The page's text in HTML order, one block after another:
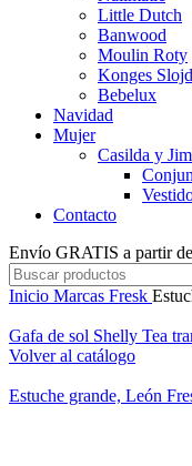
Little Dutch
Banwood
Moulin Roty
Konges Slojd
Bebelux
Navidad
Mujer
Casilda y
Contacto
Envío GRATIS a partir
Inicio Marcas Fresk
Gafa de sol Shelly Tea
Volver al catálogo
Estuche grande, León